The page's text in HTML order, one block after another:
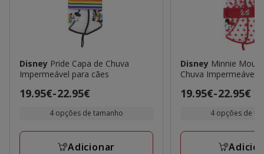
Disney Pride Capa de Chuva
Impermeável para cães
Preço
a
19.95€-22.95€
4 opções de tamanho
Adicionar
Disney Minnie
Chuva Impermeável
Preço
a
19.95€-22.95€
4 opções de